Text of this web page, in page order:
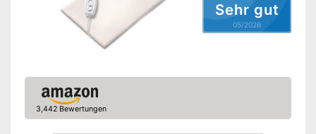
Timer-Funktion
Rückschaltautomatik
OEKO-TEX-geprüft
TÜV-geprüft
Sehr gut
05/2026
3,442 Bewertungen